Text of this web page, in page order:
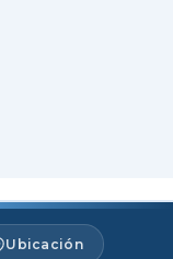
Ubicación